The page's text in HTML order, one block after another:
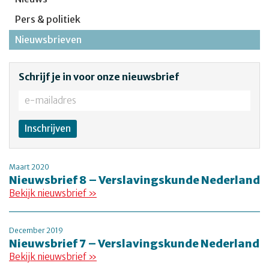
Pers & politiek
Nieuwsbrieven
Schrijf je in voor onze nieuwsbrief
Maart 2020
Nieuwsbrief 8 – Verslavingskunde Nederland
Bekijk nieuwsbrief »
December 2019
Nieuwsbrief 7 – Verslavingskunde Nederland
Bekijk nieuwsbrief »